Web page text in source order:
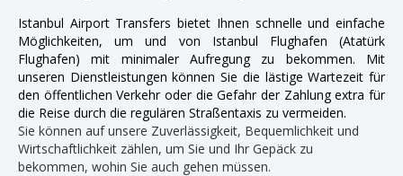
Istanbul Airport Transfers bietet Ihnen schnelle und einfache
Möglichkeiten, um und von Istanbul Flughafen (Atatürk
Flughafen) mit minimaler Aufregung zu bekommen. Mit
unseren Dienstleistungen können Sie die lästige Wartezeit für
den öffentlichen Verkehr oder die Gefahr der Zahlung extra für
die Reise durch die regulären Straßentaxis zu vermeiden.
Sie können auf unsere Zuverlässigkeit, Bequemlichkeit und
Wirtschaftlichkeit zählen, um Sie und Ihr Gepäck zu
bekommen, wohin Sie auch gehen müssen.